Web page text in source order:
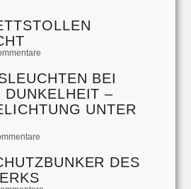
BEI
DUNKELHEIT –
UNTER
DES